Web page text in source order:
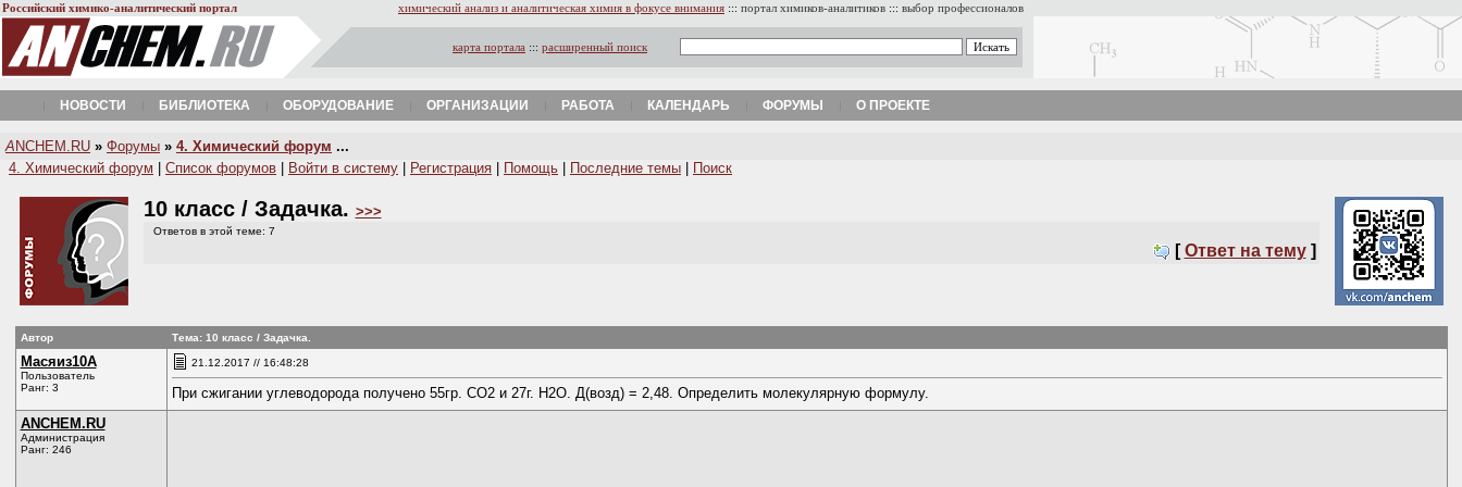
Российский химико-аналитический портал химический анализ и аналитическая химия в фокусе внимания ::: портал химиков-аналитиков ::: выбор профессионалов
карта портала ::: расширенный поиск
НОВОСТИ БИБЛИОТЕКА ОБОРУДОВАНИЕ ОРГАНИЗАЦИИ РАБОТА КАЛЕНДАРЬ ФОРУМЫ О ПРОЕКТЕ
A NCHEM.RU » Форумы » 4. Химический форум ...
4. Химический форум
Список форумов Войти в систему Регистрация Помощь Последние темы Поиск
10 класс / Задачка. >>>
Ответов в этой теме: 7
[ Ответ на тему ]
Автор Тема: 10 класс / Задачка.
Масяиз10А
Пользователь
Ранг: 3
21.12.2017 // 16:48:28
При сжигании углеводорода получено 55гр. CO2 и 27г. H2O. Д(возд) = 2,48. Определить молекулярную формулу.
ANCHEM.RU
Администрация
Ранг: 246